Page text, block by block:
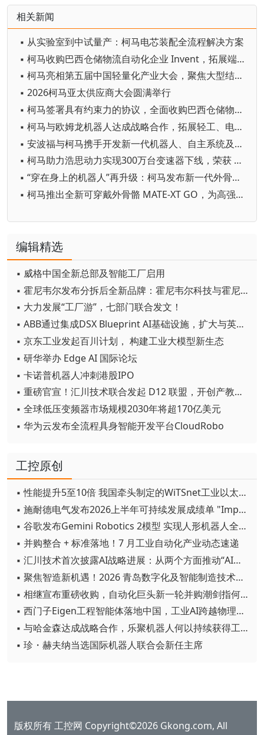
相关新闻
▪ 从实验室到中试量产：柯马电芯装配全流程解决方案
▪ 柯马收购巴西仓储物流自动化企业 Invent，拓展端到端内部物流平台
▪ 柯马亮相第五届中国轻量化产业大会，聚焦大型结构件柔性加工新需求
▪ 2026柯马亚太供应商大会圆满举行
▪ 柯马签署具有约束力的协议，全面收购巴西仓储物流自动化企业 Invent
▪ 柯马与欧姆龙机器人达成战略合作，拓展轻工、电子及医疗行业先进自动化解决方案
▪ 安波福与柯马携手开发新一代机器人、自主系统及工业物流解决方案
▪ 柯马助力浩思动力实现300万台变速器下线，荣获 “鼎合•卓越伙伴奖”
▪ “穿在身上的机器人”再升级：柯马发布新一代外骨骼 MATE-XT GO
▪ 柯马推出全新可穿戴外骨骼 MATE-XT GO，为高强度作业场景提供更高效的人体工学支持
编辑精选
▪ 威格中国全新总部及智能工厂启用
▪ 霍尼韦尔发布分拆后全新品牌：霍尼韦尔科技与霍尼韦尔航空航天
▪ 大力发展“工厂游”，七部门联合发文！
▪ ABB通过集成DSX Blueprint AI基础设施，扩大与英伟达的合作
▪ 京东工业发起百川计划， 构建工业大模型新生态
▪ 研华举办 Edge AI 国际论坛
▪ 卡诺普机器人冲刺港股IPO
▪ 重磅官宣！汇川技术联合发起 D12 联盟，开创产教融合新范式
▪ 全球低压变频器市场规模2030年将超170亿美元
▪ 华为云发布全流程具身智能开发平台CloudRobo
工控原创
▪ 性能提升5至10倍 我国牵头制定的WiTSnet工业以太网国际标准正式发布
▪ 施耐德电气发布2026上半年可持续发展成绩单 "Impact 2030"路线图开局稳健
▪ 谷歌发布Gemini Robotics 2模型 实现人形机器人全身智能控制突破
▪ 并购整合 + 标准落地！7 月工业自动化产业动态速递
▪ 汇川技术首次披露AI战略进展：从两个方面推动“AI业务化”落地
▪ 聚焦智造新机遇！2026 青岛数字化及智能制造技术论坛圆满落幕
▪ 相继宣布重磅收购，自动化巨头新一轮并购潮剑指何方？
▪ 西门子Eigen工程智能体落地中国，工业AI跨越物理世界“确定性”拐点
▪ 与哈金森达成战略合作，乐聚机器人何以持续获得工业巨头青睐？
▪ 珍・赫夫纳当选国际机器人联合会新任主席
版权所有 工控网 Copyright©2026 Gkong.com, All